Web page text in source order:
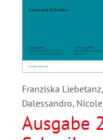
Franziska
Dalessandro,
Ausgabe